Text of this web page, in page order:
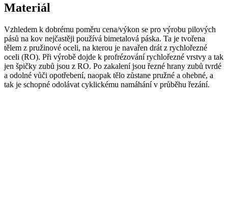
Materiál
Vzhledem k dobrému poměru cena/výkon se pro výrobu pilových
pásů na kov nejčastěji používá bimetalová páska. Ta je tvořena
tělem z pružinové oceli, na kterou je navařen drát z rychlořezné
oceli (RO). Při výrobě dojde k profrézování rychlořezné vrstvy a tak
jen špičky zubů jsou z RO. Po zakalení jsou řezné hrany zubů tvrdé
a odolné vůči opotřebení, naopak tělo zůstane pružné a ohebné, a
tak je schopné odolávat cyklickému namáhání v průběhu řezání.